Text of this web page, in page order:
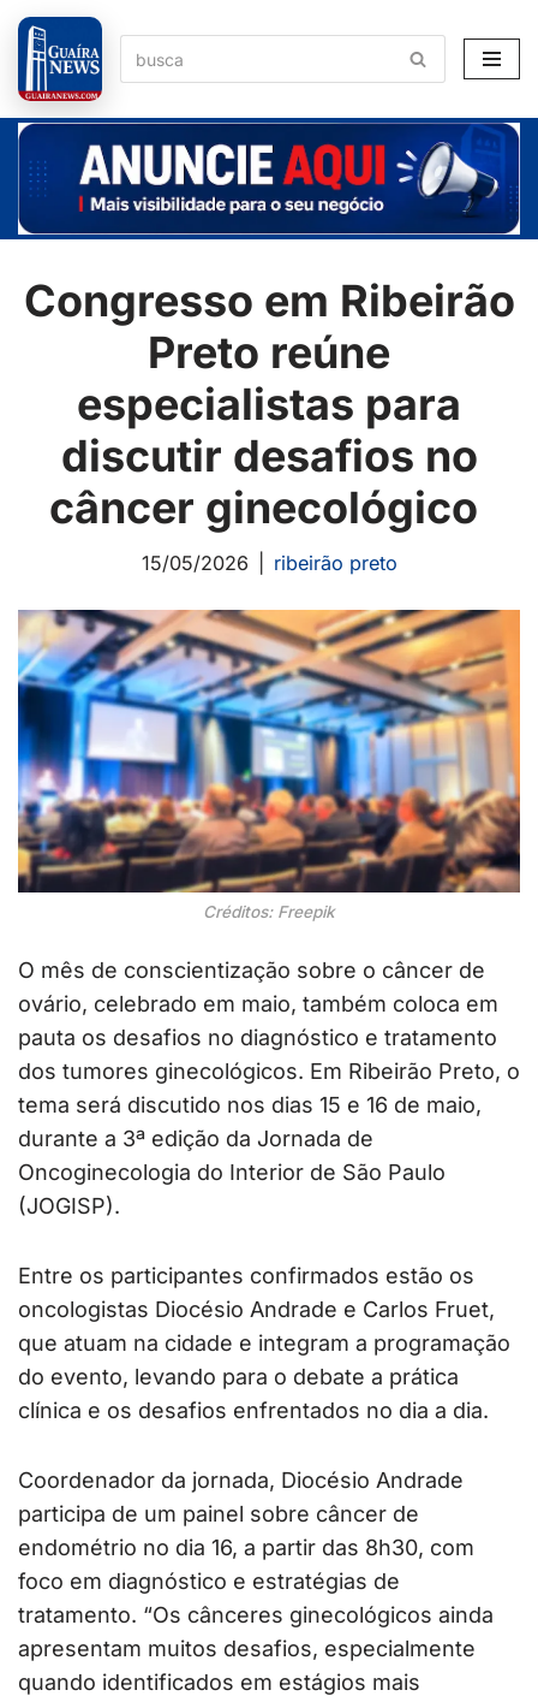
Pular
para
o
conteúdo
Congresso em Ribeirão
Preto reúne
especialistas para
discutir desafios no
câncer ginecológico
15/05/2026 ribeirão preto
Créditos: Freepik
O mês de conscientização sobre o câncer de
ovário, celebrado em maio, também coloca em
pauta os desafios no diagnóstico e tratamento
dos tumores ginecológicos. Em Ribeirão Preto, o
tema será discutido nos dias 15 e 16 de maio,
durante a 3ª edição da Jornada de
Oncoginecologia do Interior de São Paulo
(JOGISP).
Entre os participantes confirmados estão os
oncologistas Diocésio Andrade e Carlos Fruet,
que atuam na cidade e integram a programação
do evento, levando para o debate a prática
clínica e os desafios enfrentados no dia a dia.
Coordenador da jornada, Diocésio Andrade
participa de um painel sobre câncer de
endométrio no dia 16, a partir das 8h30, com
foco em diagnóstico e estratégias de
tratamento. “Os cânceres ginecológicos ainda
apresentam muitos desafios, especialmente
quando identificados em estágios mais